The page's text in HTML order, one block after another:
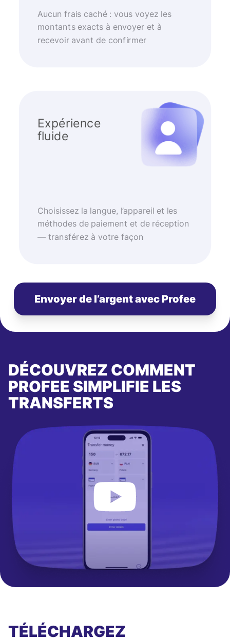
Aucun frais caché : vous voyez les
montants exacts à envoyer et à
recevoir avant de confirmer
Expérience
fluide
Choisissez la langue, l’appareil et les
méthodes de paiement et de réception
— transférez à votre façon
Envoyer de l’argent avec Profee
DÉCOUVREZ COMMENT
PROFEE SIMPLIFIE LES
TRANSFERTS
TÉLÉCHARGEZ